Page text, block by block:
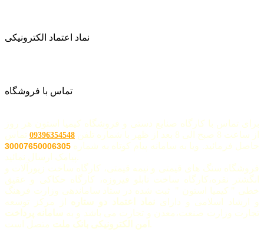
نماد اعتماد الکترونیکی
تماس با فروشگاه
برای تماس با کارگاه صنایع دستی و فروشگاه کیمیا استون هر روز
از ساعت 8 صبح الی 8 بعد از ظهر با شماره تلفن
09396354548 تماس
حاصل فرمائید. ویا به سامانه پیام کوتاه به شماره 30007650006305
فروشگاه سنگ های قیمتی و نیمه قیمتی، کارگاه ساخت زیورآلات و
انگشتر نقره،کارگاه ساخت تابلو فیروزه، کارگاه حکاکی و عقیق
خطی " کیمیا استون " ثبت شده در ستاد ساماندهی وزارت فرهنگ
و ارشاد اسلامی و دارای نماد اعتماد دو ستاره
از مرکز توسعه
تجارت وزارت صنعت،معدن و تجارت می باشد و به سامانه پرداخت
امن الکترونیکی بانک ملت